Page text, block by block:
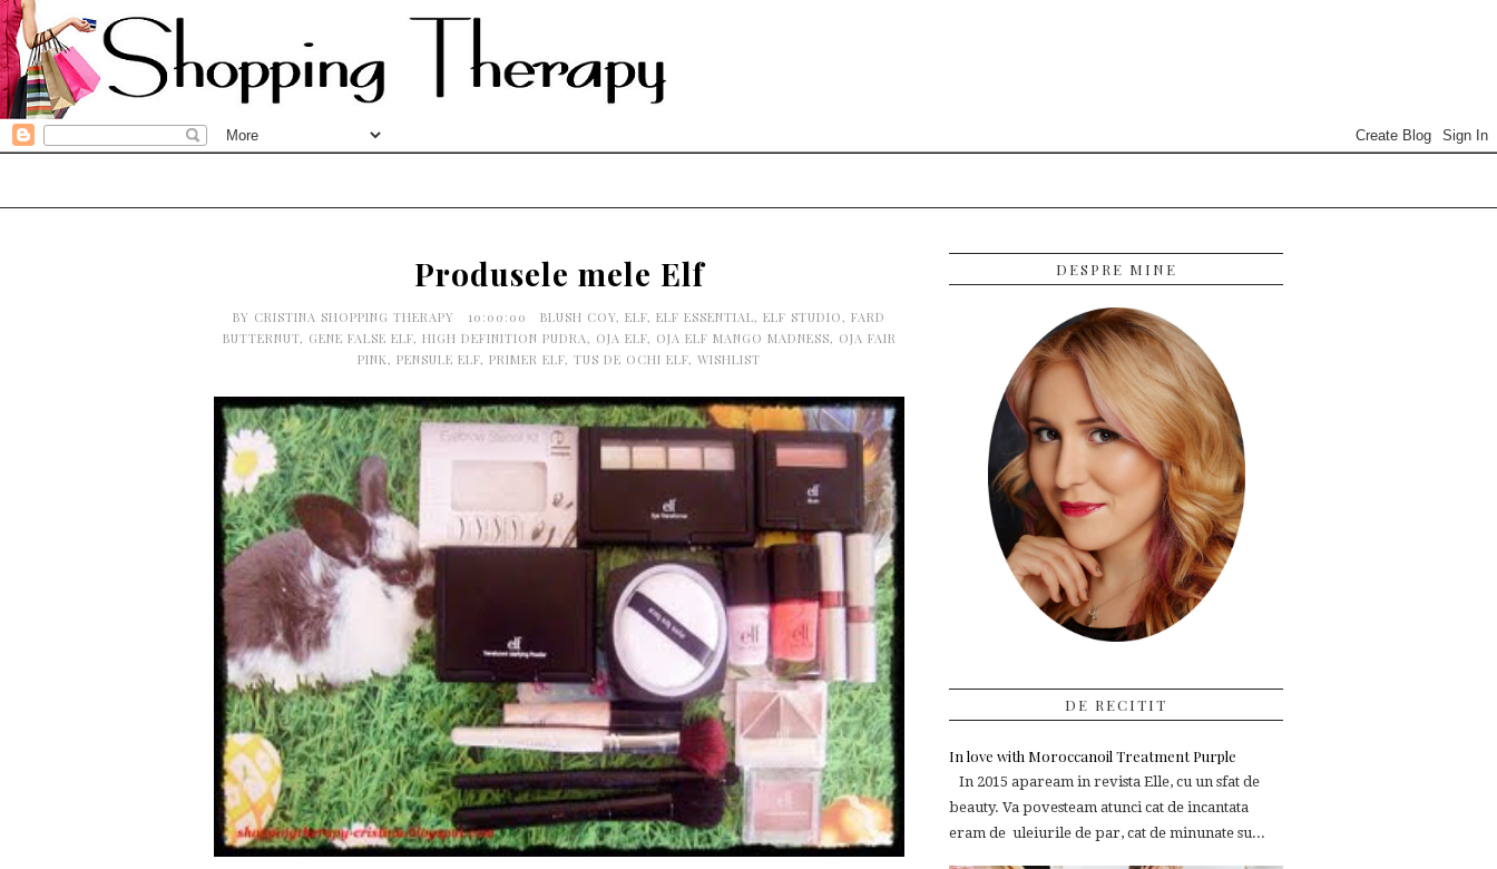
Produsele mele Elf
BY CRISTINA SHOPPING THERAPY 10:00:00 BLUSH COY, ELF, ELF ESSENTIAL, ELF STUDIO, FARD
BUTTERNUT, GENE FALSE ELF, HIGH DEFINITION PUDRA, OJA ELF, OJA ELF MANGO MADNESS, OJA FAIR
PINK, PENSULE ELF, PRIMER ELF, TUS DE OCHI ELF, WISHLIST
DESPRE MINE
DE RECITIT
In love with Moroccanoil Treatment Purple
In 2015 apaream in revista Elle, cu un sfat de
beauty. Va povesteam atunci cat de incantata
eram de uleiurile de par, cat de minunate su...